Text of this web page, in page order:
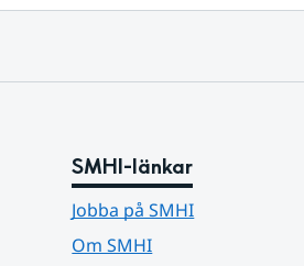
SMHI-länkar
Jobba på SMHI
Om SMHI